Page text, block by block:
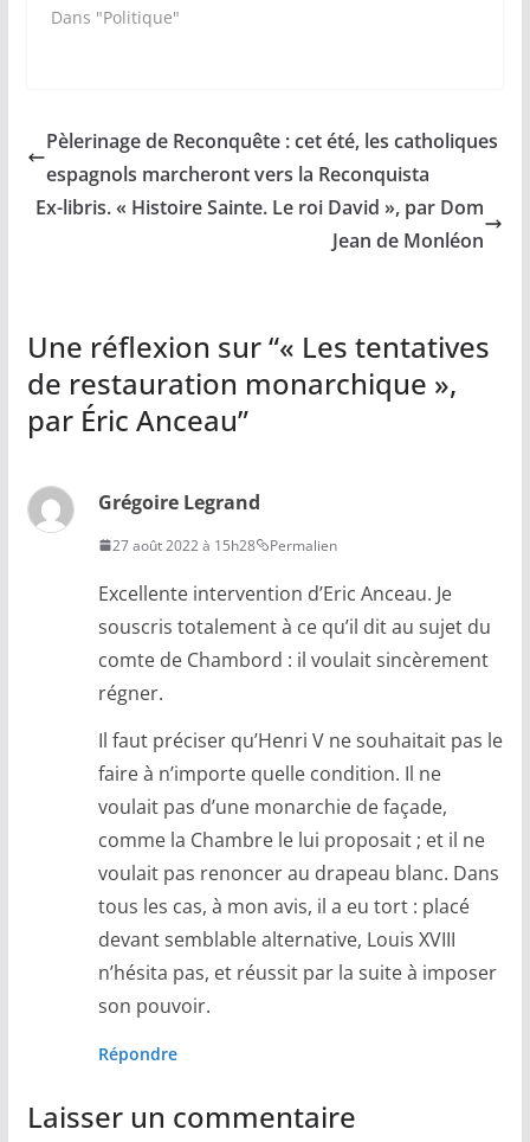
Dans "Politique"
Pèlerinage de Reconquête : cet été, les catholiques
espagnols marcheront vers la Reconquista
Ex-libris. « Histoire Sainte. Le roi David », par Dom
Jean de Monléon
Une réflexion sur “« Les tentatives
de restauration monarchique »,
par Éric Anceau”
Grégoire Legrand
27 août 2022 à 15h28 Permalien
Excellente intervention d’Eric Anceau. Je
souscris totalement à ce qu’il dit au sujet du
comte de Chambord : il voulait sincèrement
régner.
Il faut préciser qu’Henri V ne souhaitait pas le
faire à n’importe quelle condition. Il ne
voulait pas d’une monarchie de façade,
comme la Chambre le lui proposait ; et il ne
voulait pas renoncer au drapeau blanc. Dans
tous les cas, à mon avis, il a eu tort : placé
devant semblable alternative, Louis XVIII
n’hésita pas, et réussit par la suite à imposer
son pouvoir.
Répondre
Laisser un commentaire